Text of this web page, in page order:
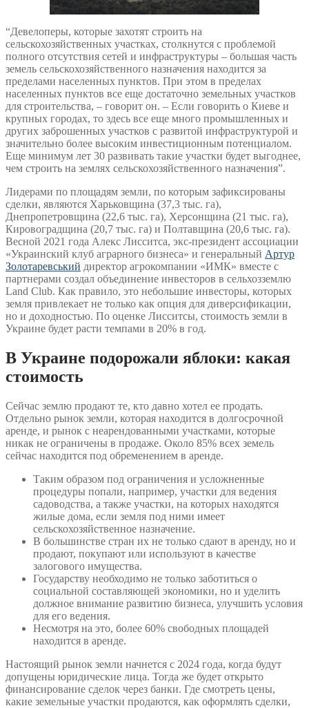
“Девелоперы, которые захотят строить на
сельскохозяйственных участках, столкнутся с проблемой
полного отсутствия сетей и инфраструктуры – большая часть
земель сельскохозяйственного назначения находится за
пределами населенных пунктов. При этом в пределах
населенных пунктов все еще достаточно земельных участков
для строительства, – говорит он. – Если говорить о Киеве и
крупных городах, то здесь все еще много промышленных и
других заброшенных участков с развитой инфраструктурой и
значительно более высоким инвестиционным потенциалом.
Еще минимум лет 30 развивать такие участки будет выгоднее,
чем строить на землях сельскохозяйственного назначения”.
Лидерами по площадям земли, по которым зафиксированы
сделки, являются Харьковщина (37,3 тыс. га),
Днепропетровщина (22,6 тыс. га), Херсонщина (21 тыс. га),
Кировоградщина (20,7 тыс. га) и Полтавщина (20,6 тыс. га).
Весной 2021 года Алекс Лисситса, экс-президент ассоциации
«Украинский клуб аграрного бизнеса» и генеральный Артур
Золотаревський директор агрокомпании «ИМК» вместе с
партнерами создал объединение инвесторов в сельхозземлю
Land Club. Как правило, это небольшие инвесторы, которых
земля привлекает не только как опция для диверсификации,
но и доходностью. По оценке Лисситсы, стоимость земли в
Украине будет расти темпами в 20% в год.
В Украине подорожали яблоки: какая
стоимость
Сейчас землю продают те, кто давно хотел ее продать.
Отдельно рынок земли, которая находится в долгосрочной
аренде, и рынок с неарендованными участками, которые
никак не ограничены в продаже. Около 85% всех земель
сейчас находится под обременением в аренде.
Таким образом под ограничения и усложненные
процедуры попали, например, участки для ведения
садоводства, а также участки, на которых находятся
жилые дома, если земля под ними имеет
сельскохозяйственное назначение.
В большинстве стран их не только сдают в аренду, но и
продают, покупают или используют в качестве
залогового имущества.
Государству необходимо не только заботиться о
социальной составляющей экономики, но и уделить
должное внимание развитию бизнеса, улучшить условия
для его ведения.
Несмотря на это, более 60% свободных площадей
находится в аренде.
Настоящий рынок земли начнется с 2024 года, когда будут
допущены юридические лица. Тогда же будет открыто
финансирование сделок через банки. Где смотреть цены,
какие земельные участки продаются, как оформлять сделки,